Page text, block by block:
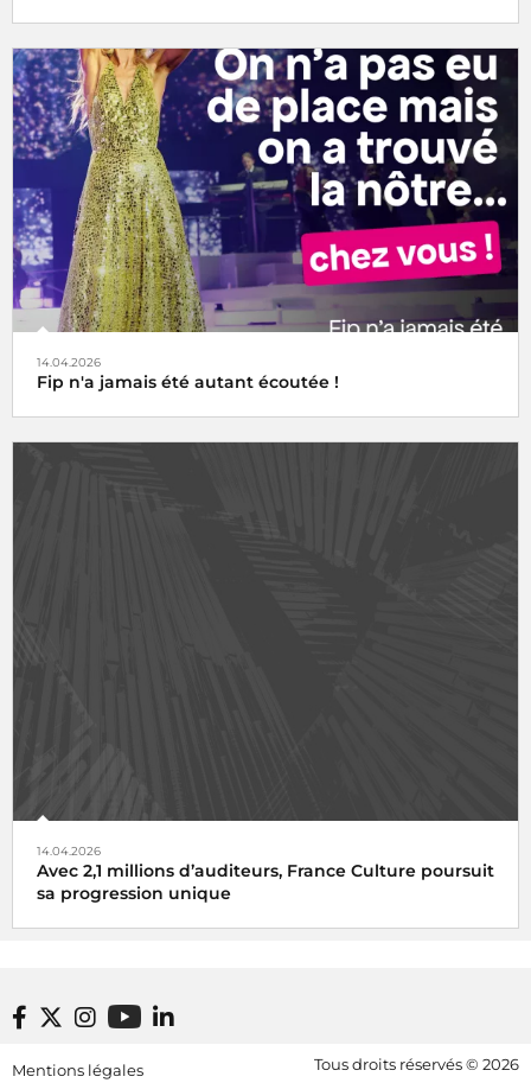
14.04.2026
Fip n'a jamais été autant écoutée !
14.04.2026
Avec 2,1 millions d’auditeurs, France Culture poursuit
sa progression unique
Footer bottom
Mentions légales Tous droits réservés © 2026